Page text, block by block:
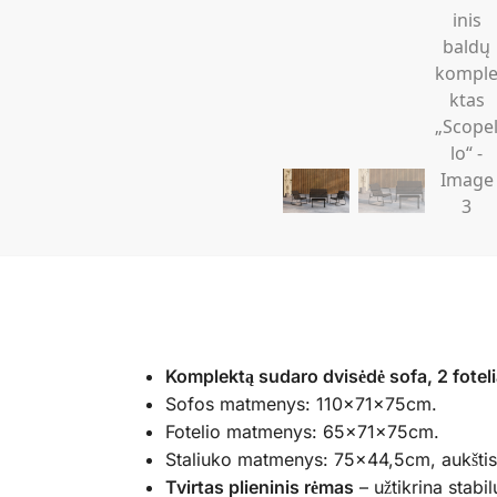
Komplektą sudaro dvisėdė sofa, 2
Sofos matmenys: 110x71x75cm.
Fotelio matmenys: 65x71x75cm.
Staliuko matmenys: 75×44,5cm,
Tvirtas plieninis rėmas – užtikrina